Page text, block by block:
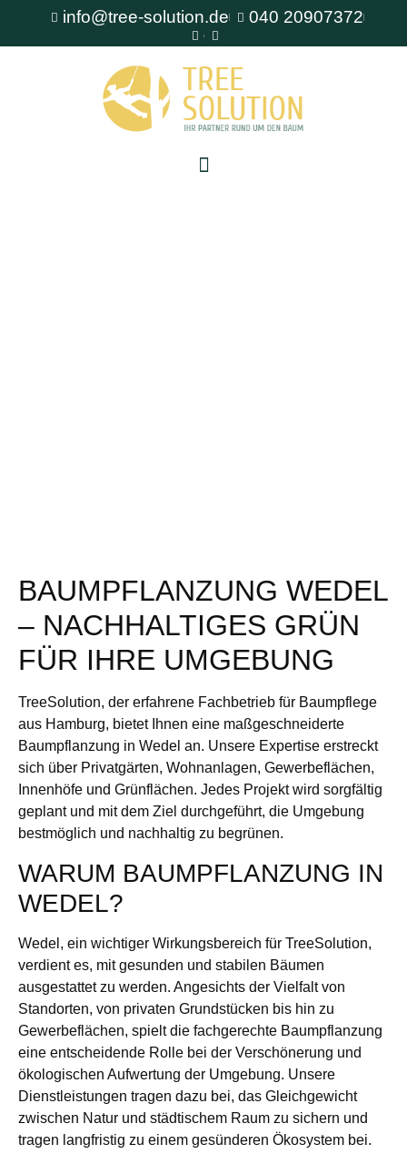
info@tree-solution.de 040 20907372
BAUMPFLANZUNG WEDEL
– NACHHALTIGES GRÜN
FÜR IHRE UMGEBUNG
TreeSolution, der erfahrene Fachbetrieb für Baumpflege
aus Hamburg, bietet Ihnen eine maßgeschneiderte
Baumpflanzung in Wedel an. Unsere Expertise erstreckt
sich über Privatgärten, Wohnanlagen, Gewerbeflächen,
Innenhöfe und Grünflächen. Jedes Projekt wird sorgfältig
geplant und mit dem Ziel durchgeführt, die Umgebung
bestmöglich und nachhaltig zu begrünen.
WARUM BAUMPFLANZUNG IN
WEDEL?
Wedel, ein wichtiger Wirkungsbereich für TreeSolution,
verdient es, mit gesunden und stabilen Bäumen
ausgestattet zu werden. Angesichts der Vielfalt von
Standorten, von privaten Grundstücken bis hin zu
Gewerbeflächen, spielt die fachgerechte Baumpflanzung
eine entscheidende Rolle bei der Verschönerung und
ökologischen Aufwertung der Umgebung. Unsere
Dienstleistungen tragen dazu bei, das Gleichgewicht
zwischen Natur und städtischem Raum zu sichern und
tragen langfristig zu einem gesünderen Ökosystem bei.